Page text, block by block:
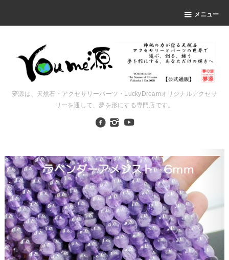
メニュー
夢源は、天然石・アクセサリーパーツ・LuckyDreamオリジナルアクセサ
リーを通して、夢を形にする専門店です。